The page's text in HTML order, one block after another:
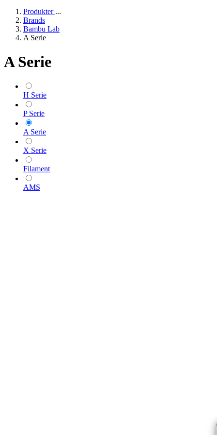
Produkter ...
Brands
Bambu Lab
A Serie
A Serie
H Serie
P Serie
A Serie
X Serie
Filament
AMS